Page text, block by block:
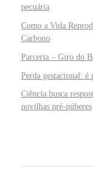
pecuária
Como a Vida
Carbono
Parceria – Giro do
Perda gestacional: é
Ciência busca
novilhas pré-púberes